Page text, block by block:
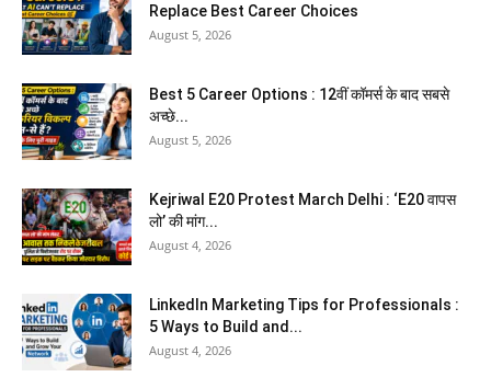
Replace Best Career Choices
August 5, 2026
Best 5 Career Options : 12वीं कॉमर्स के बाद सबसे
अच्छे...
August 5, 2026
Kejriwal E20 Protest March Delhi : ‘E20 वापस
लो’ की मांग...
August 4, 2026
LinkedIn Marketing Tips for Professionals :
5 Ways to Build and...
August 4, 2026